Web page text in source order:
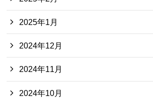
2025年1月
2024年12月
2024年11月
2024年10月